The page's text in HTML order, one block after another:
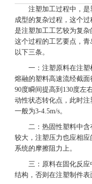
注塑加工过程中，是
成型的复杂过程，这个
是注塑加工工艺较为复
这个过程的工艺要点，
以下三条。
一：注塑原料在注塑
熔融的塑料高速流经截
90度瞬间提高到130度左
动性状态转化点，此时注
一般为3-4.5m/s。
二：热固性塑料中含
较大，注塑压力也应相
系统的摩擦阻力上。
三：原料在固化反应
结构，否则在注塑制件表